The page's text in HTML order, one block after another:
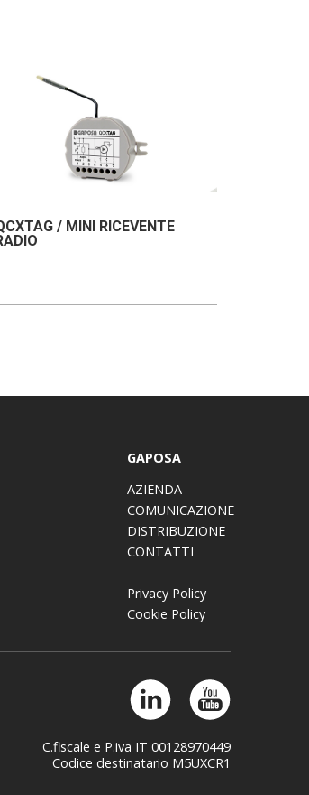
/ MINI RICEVENTE
GAPOSA
AZIENDA
COMUNICAZIONE
DISTRIBUZIONE
CONTATTI
Privacy Policy
Cookie Policy
C.fiscale e P.iva IT 00128970449
Codice destinatario M5UXCR1